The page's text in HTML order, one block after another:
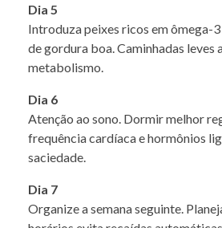
Dia 5
Introduza peixes ricos em ômega-
de gordura boa. Caminhadas leves
metabolismo.
Dia 6
Atenção ao sono. Dormir melhor
frequência cardíaca e hormônios
saciedade.
Dia 7
Organize a semana seguinte.